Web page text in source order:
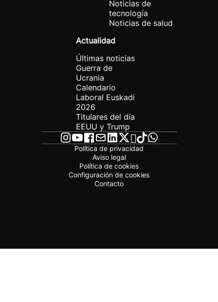
Noticias de
tecnología
Noticias de salud
Actualidad
Últimas noticias
Guerra de
Ucrania
Calendario
Laboral Euskadi
2026
Titulares del día
EEUU y Trump
Política de privacidad
Aviso legal
Política de cookies
Configuración de cookies
Contacto